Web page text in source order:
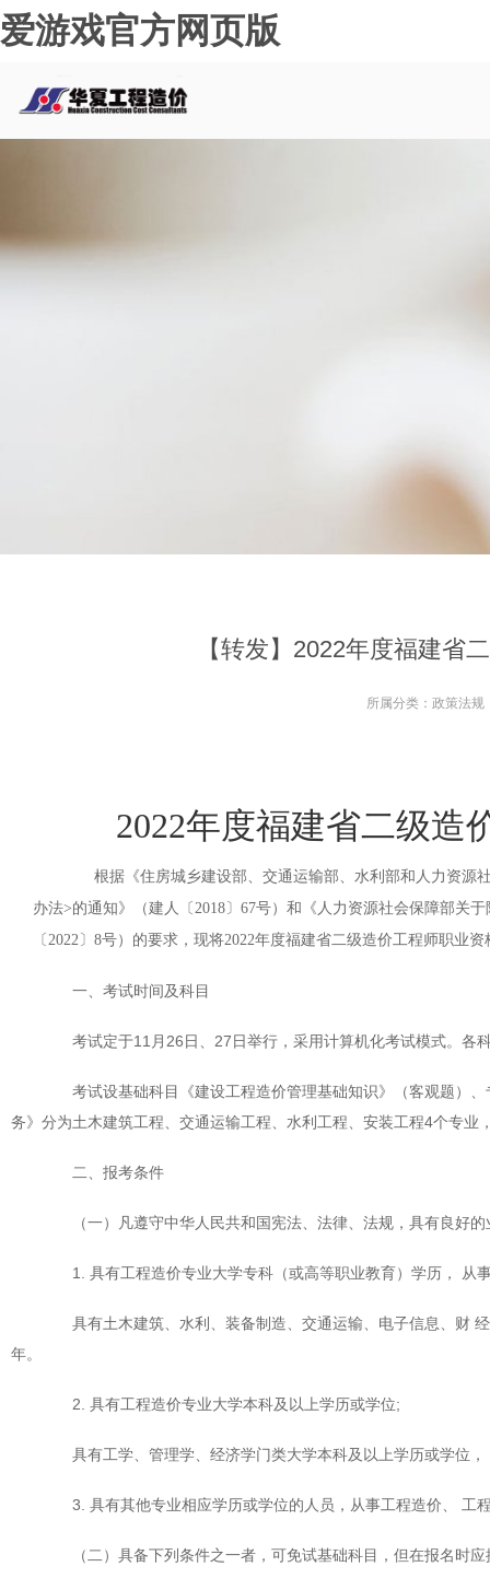
爱游戏官方网页版
【转发】2022年度福建省
所属分类： 政策法规
2022年度福建省二级造
根据《住房城乡建设部、交通运输部、水利部和人力资源
办法>的通知》（建人〔2018〕67号）和《人力资源社会保障部关
〔2022〕8号）的要求，现将2022年度福建省二级造价工程师职业
一、考试时间及科目
考试定于11月26日、27日举行，采用计算机化考试模式。各
考试设基础科目《建设工程造价管理基础知识》（客观题）、
务》分为土木建筑工程、交通运输工程、水利工程、安装工程4个专业
二、报考条件
（一）凡遵守中华人民共和国宪法、法律、法规，具有良好的
1. 具有工程造价专业大学专科（或高等职业教育）学历， 从
具有土木建筑、水利、装备制造、交通运输、电子信息、财
年。
2. 具有工程造价专业大学本科及以上学历或学位;
具有工学、管理学、经济学门类大学本科及以上学历或学位，
3. 具有其他专业相应学历或学位的人员，从事工程造价、 工
（二）具备下列条件之一者，可免试基础科目，但在报名时应